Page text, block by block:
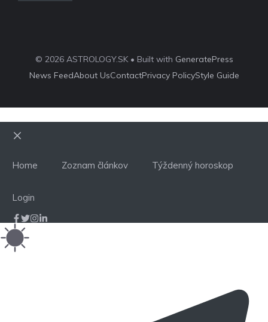
© 2026 ASTROLOGY.SK • Built with GeneratePress
News FeedAbout UsContactPrivacy PolicyStyle Guide
Home Zoznam článkov Týždenný horoskop
Login